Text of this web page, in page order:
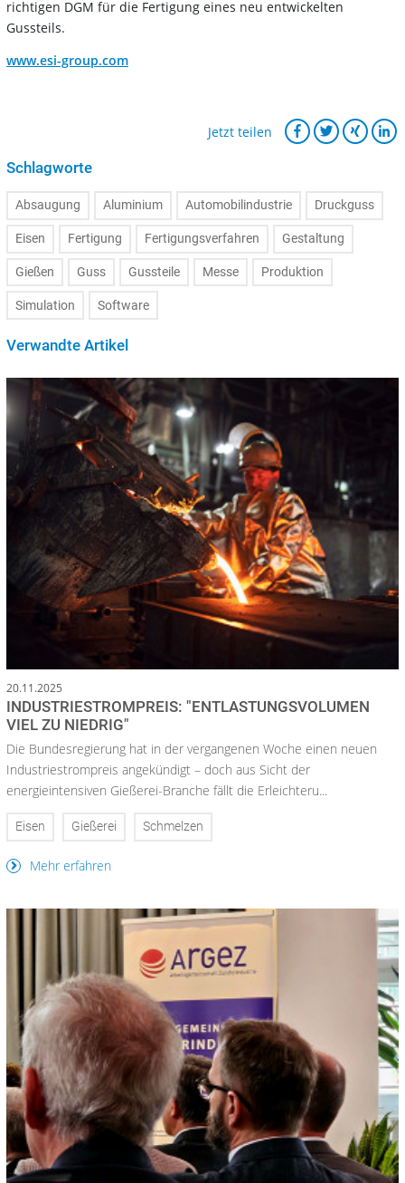
richtigen DGM für die Fertigung eines neu entwickelten
Gussteils.
www.esi-group.com
Jetzt teilen
Schlagworte
Absaugung Aluminium Automobilindustrie Druckguss
Eisen Fertigung Fertigungsverfahren Gestaltung
Gießen Guss Gussteile Messe Produktion
Simulation Software
Verwandte Artikel
20.11.2025
INDUSTRIESTROMPREIS: "ENTLASTUNGSVOLUMEN
VIEL ZU NIEDRIG"
Die Bundesregierung hat in der vergangenen Woche einen neuen
Industriestrompreis angekündigt – doch aus Sicht der
energieintensiven Gießerei-Branche fällt die Erleichteru...
Eisen Gießerei Schmelzen
Mehr erfahren